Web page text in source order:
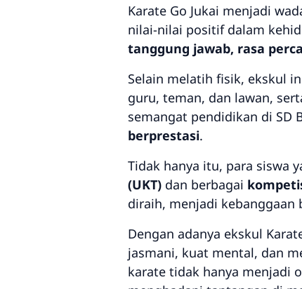
Karate Go Jukai menjadi
nilai-nilai positif dalam
tanggung jawab, rasa
Selain melatih fisik, ekskul
guru, teman, dan lawan,
semangat pendidikan di SD
berprestasi.
Tidak hanya itu, para siswa
(UKT) dan berbagai
diraih, menjadi kebanggaan
Dengan adanya ekskul
jasmani, kuat mental, dan
karate tidak hanya menjadi